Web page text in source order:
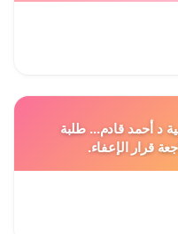
د أحمد قادم... طلبة
قرار الإعفاء.